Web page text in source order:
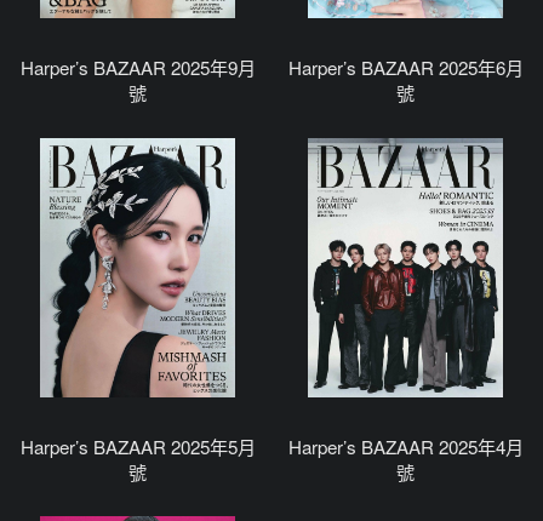
Harper’s BAZAAR 2025年9月
號
Harper’s BAZAAR 2025年6月
號
Harper’s BAZAAR 2025年5月
號
Harper’s BAZAAR 2025年4月
號